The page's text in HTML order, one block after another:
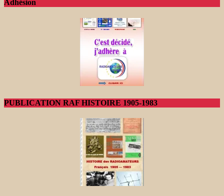
Adhésion
PUBLICATION RAF HISTOIRE 1905-1983